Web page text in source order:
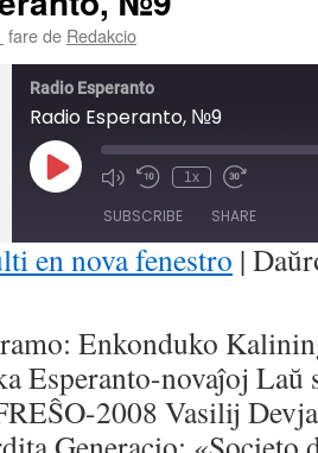
fare de Redakcio
Radio Esperanto
Radio Esperanto, №9
Play
Episode Mute/Unmute
Rewind
Seconds
1x
Fast
30
seconds
SUBSCRIBE SHARE
en nova fenestro |
Enkonduko
Esperanto-novaĵoj
2008 Vasilij